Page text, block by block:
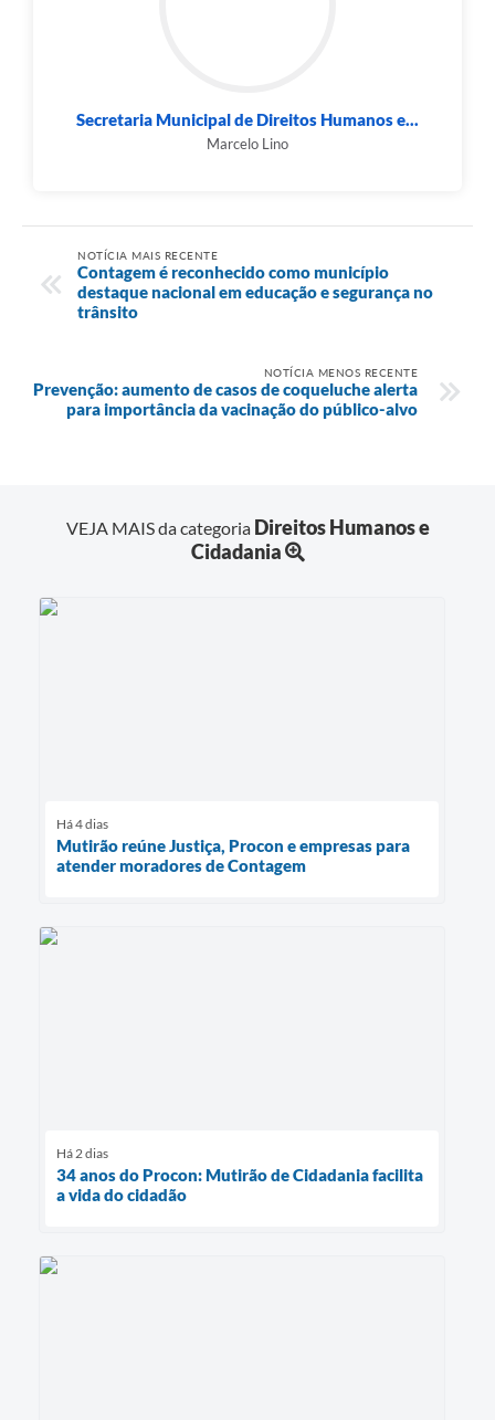
Secretaria Municipal de Direitos Humanos e...
Marcelo Lino
NOTÍCIA MAIS RECENTE
Contagem é reconhecido como município
destaque nacional em educação e segurança no
trânsito
NOTÍCIA MENOS RECENTE
Prevenção: aumento de casos de coqueluche alerta
para importância da vacinação do público-alvo
VEJA MAIS da categoria Direitos Humanos e
Cidadania
Há 4 dias
Mutirão reúne Justiça, Procon e empresas para
atender moradores de Contagem
Há 2 dias
34 anos do Procon: Mutirão de Cidadania facilita
a vida do cidadão